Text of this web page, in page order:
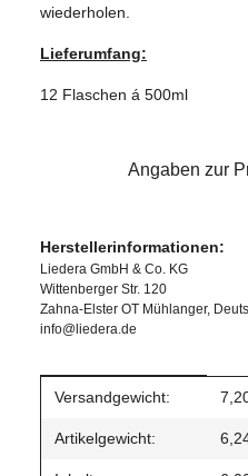
wiederholen.
Lieferumfang:
12 Flaschen á 500ml
Angaben zur
Herstellerinformationen:
Liedera GmbH & Co. KG
Wittenberger Str. 120
Zahna-Elster OT Mühlanger,
info@liedera.de
Produkteigenschaft
Wert
Versandgewicht:
Artikelgewicht: